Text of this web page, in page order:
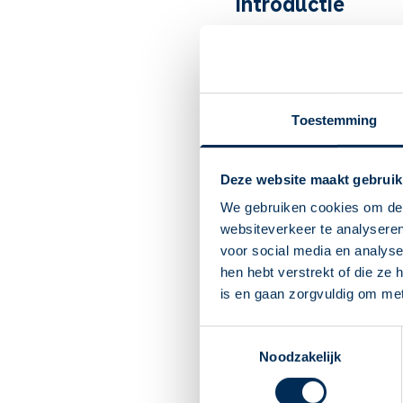
Toestemming
Deze website maakt
We gebruiken cookies om
websiteverkeer te
voor social media en
hen hebt verstrekt of die ze
is en gaan zorgvuldig om
Noodzakelijk
Artsen schrijven het voor
Belangrijk om
Het maakt pijn en
Om ontstoken ogen
Oogdruppels zijn niet
het instructiefilmpje
U begint meestal op
Direct na druppelen
het druppelen de